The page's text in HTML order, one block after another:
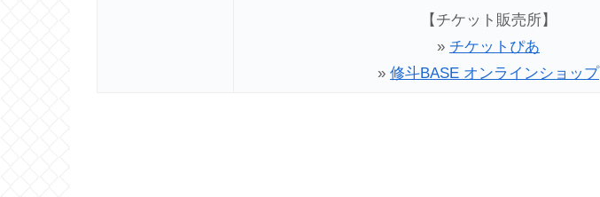
【チケット販売所】
» チケットぴあ
» 修斗BASE オンラインショップ